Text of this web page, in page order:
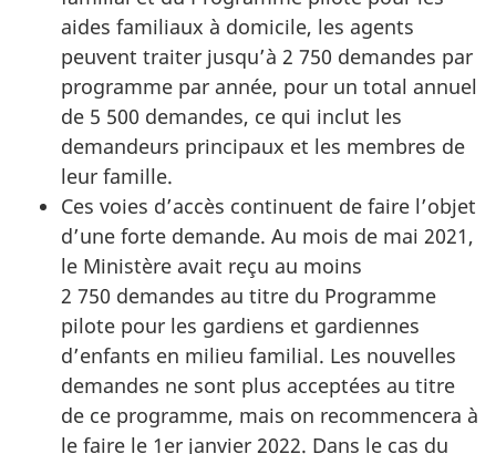
aides familiaux à domicile, les agents
peuvent traiter jusqu’à 2 750 demandes par
programme par année, pour un total annuel
de 5 500 demandes, ce qui inclut les
demandeurs principaux et les membres de
leur famille.
Ces voies d’accès continuent de faire l’objet
d’une forte demande. Au mois de mai 2021,
le Ministère avait reçu au moins
2 750 demandes au titre du Programme
pilote pour les gardiens et gardiennes
d’enfants en milieu familial. Les nouvelles
demandes ne sont plus acceptées au titre
de ce programme, mais on recommencera à
le faire le 1er janvier 2022. Dans le cas du